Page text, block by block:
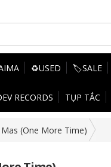
♻️USED 🏷️SALE
RECORDS TỤP TẮC
(One More Time)